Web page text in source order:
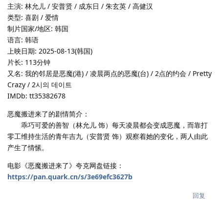
主演: 林允儿 / 安普贤 / 成东日 / 朱玄英 / 高健汉
类型: 喜剧 / 爱情
制片国家/地区: 韩国
语言: 韩语
上映日期: 2025-08-13(韩国)
片长: 113分钟
又名: 我的邻居是恶魔(港) / 凌晨两点的恶魔(台) / 2点的约会 / Pretty
Crazy / 2시의 데이트
IMDb: tt35382678
恶魔搬进来了的剧情简介：
乖巧可爱的善智（林允儿 饰）每天凌晨都会变成恶魔，而靠打
零工维持生活的青年吉九（安普贤 饰）观察着她的变化，两人由此
产生了情愫。
电影《恶魔搬进来了》夸克网盘链接：
https://pan.quark.cn/s/3e69efc3627b
回复